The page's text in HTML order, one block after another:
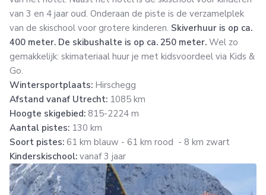
van 3 en 4 jaar oud. Onderaan de piste is de verzamelplek
van de skischool voor grotere kinderen. Skiverhuur is op ca.
400 meter. De skibushalte is op ca. 250 meter. Wel zo
gemakkelijk: skimateriaal huur je met kidsvoordeel via Kids &
Go.
Wintersportplaats: Hirschegg
Afstand vanaf Utrecht: 1085 km
Hoogte skigebied: 815-2224 m
Aantal pistes: 130 km
Soort pistes: 61 km blauw - 61 km rood - 8 km zwart
Kinderskischool: vanaf 3 jaar